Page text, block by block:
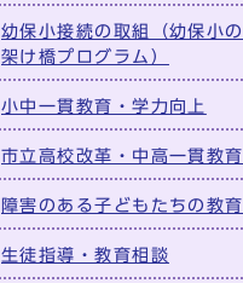
幼保小接続の取組（幼保小の
架け橋プログラム）
小中一貫教育・学力向上
市立高校改革・中高一貫教育
障害のある子どもたちの教育
生徒指導・教育相談